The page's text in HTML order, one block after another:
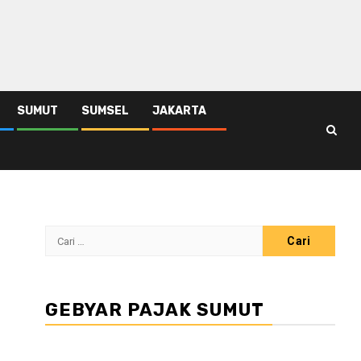
SUMUT SUMSEL JAKARTA
Cari
GEBYAR PAJAK SUMUT